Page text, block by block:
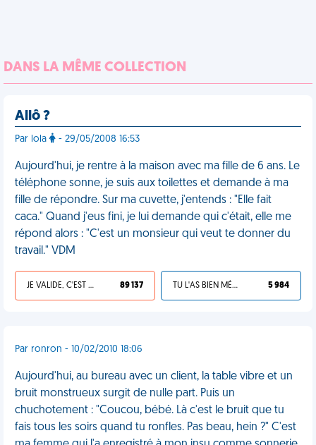
DANS LA MÊME COLLECTION
Allô ?
Par lola - 29/05/2008 16:53
Aujourd'hui, je rentre à la maison avec ma fille de 6 ans. Le
téléphone sonne, je suis aux toilettes et demande à ma
fille de répondre. Sur ma cuvette, j'entends : "Elle fait
caca." Quand j'eus fini, je lui demande qui c'était, elle me
répond alors : "C'est un monsieur qui veut te donner du
travail." VDM
JE VALIDE, C'EST UNE VDM 89 137 TU L'AS BIEN MÉRITÉ 5 984
Par ronron - 10/02/2010 18:06
Aujourd'hui, au bureau avec un client, la table vibre et un
bruit monstrueux surgit de nulle part. Puis un
chuchotement : "Coucou, bébé. Là c'est le bruit que tu
fais tous les soirs quand tu ronfles. Pas beau, hein ?" C'est